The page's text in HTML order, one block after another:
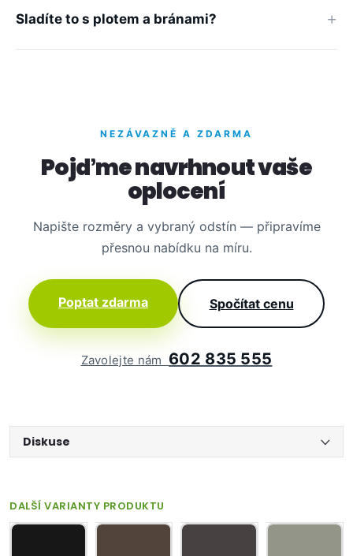
Sladíte to s plotem a bránami?
NEZÁVAZNĚ A ZDARMA
Pojďme navrhnout vaše
oplocení
Napište rozměry a vybraný odstín — připravíme
přesnou nabídku na míru.
Poptat zdarma Spočítat cenu
Zavolejte nám 602 835 555
Diskuse